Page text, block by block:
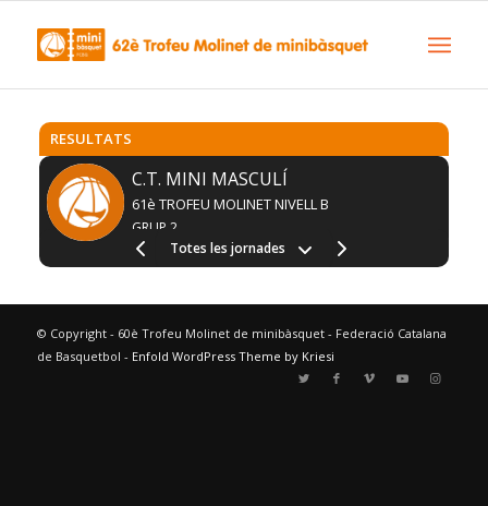
RESULTATS
C.T. MINI MASCULÍ
61è TROFEU MOLINET NIVELL B
GRUP 2
Totes les jornades
© Copyright - 60è Trofeu Molinet de minibàsquet - Federació Catalana
de Basquetbol - Enfold WordPress Theme by Kriesi